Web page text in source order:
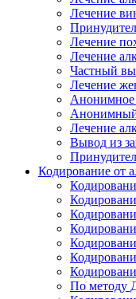
Лечение
Лечение
Лечение
Частный
Лечение
Анонимное
Анонимный
Лечение
Вывод из
Кодирование от
По методу